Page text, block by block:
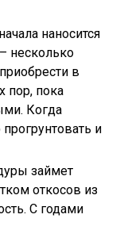
наносится
несколько
в
пор, пока
Когда
и
займет
откосов из
С годами